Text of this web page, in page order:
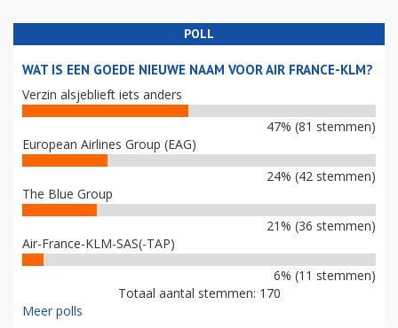
POLL
WAT IS EEN GOEDE NIEUWE NAAM VOOR AIR FRANCE-KLM?
Verzin alsjeblieft iets anders
47% (81 stemmen)
European Airlines Group (EAG)
24% (42 stemmen)
The Blue Group
21% (36 stemmen)
Air-France-KLM-SAS(-TAP)
6% (11 stemmen)
Totaal aantal stemmen: 170
Meer polls